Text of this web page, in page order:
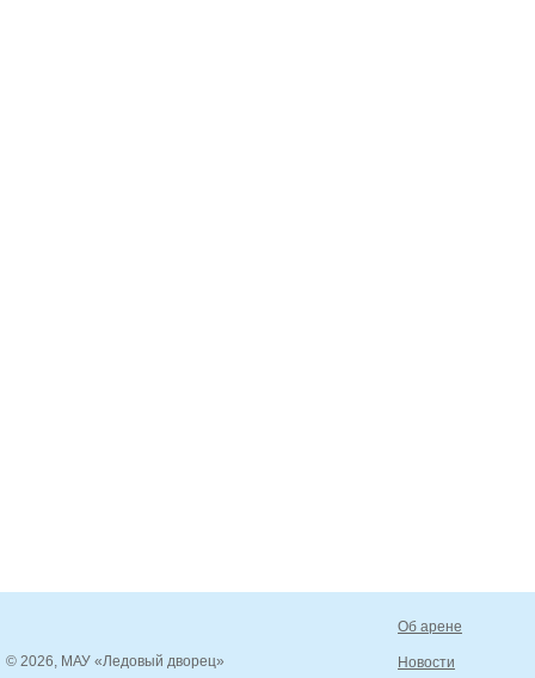
© 2026, МАУ «Ледовый дворец»
Об арене
Новости